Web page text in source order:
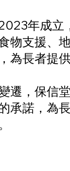
年成立
物支援、
為長者提
遷，保信
承諾，為